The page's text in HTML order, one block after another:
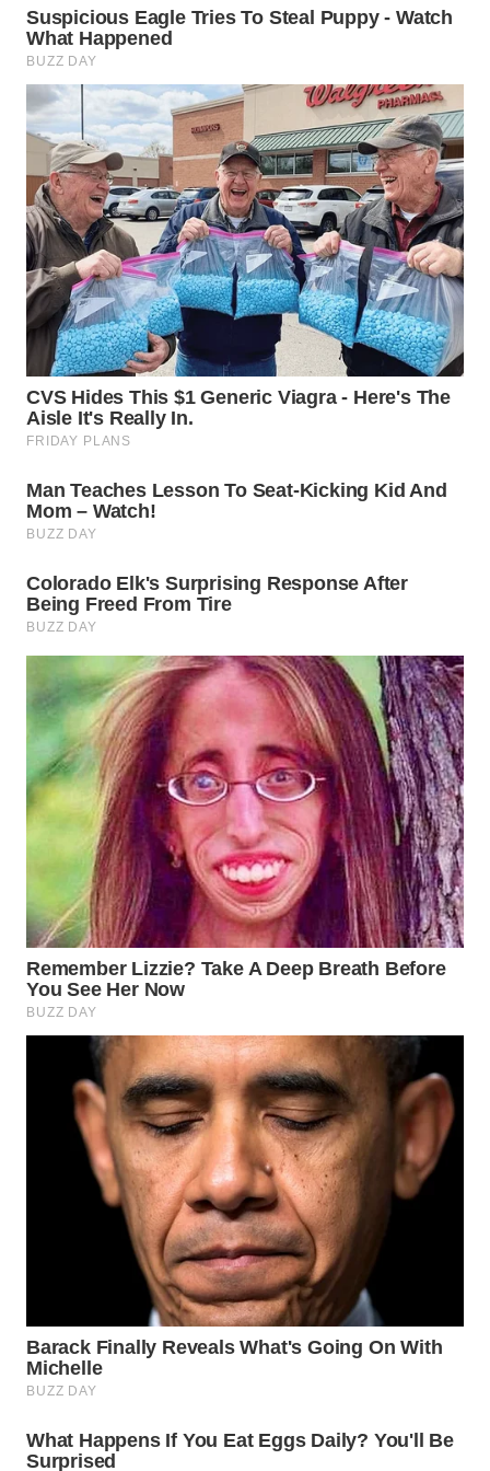
WN
TAPANULI
TENGAH
WN DELI
SERDANG
WN
TEBING
TINGGI
WN
PAKPAK
WN
KARAWANG
BEKASI
BOGOR
WN
DEPOK
WN
TAPANULI
UTARA
WN
SAMOSIR
WN
PADANG
LAWAS
WN
SUMEDANG
WN
CIANJUR
WN
KEPULAUAN
SERIBU
WN
BINJAI
CIREBON